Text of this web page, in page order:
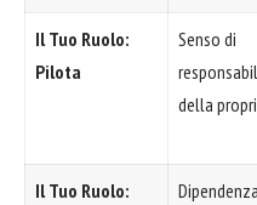
Il Tuo Ruolo:
Pilota
Senso di
della
Il Tuo Ruolo: